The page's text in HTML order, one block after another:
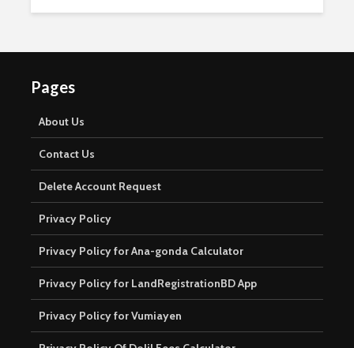
Pages
About Us
Contact Us
Delete Account Request
Privacy Policy
Privacy Policy for Ana-gonda Calculator
Privacy Policy for LandRegistrationBD App
Privacy Policy for Vumiayen